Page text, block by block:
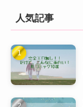
ー人気記事